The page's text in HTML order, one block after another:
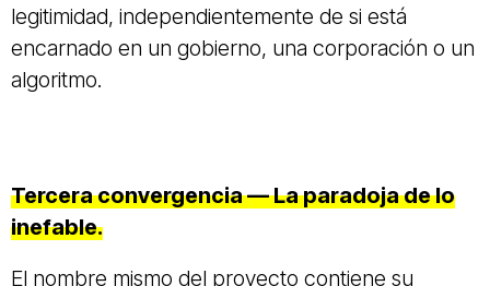
legitimidad, independientemente de si está
encarnado en un gobierno, una corporación o un
algoritmo.
Tercera convergencia — La paradoja de lo
inefable.
El nombre mismo del proyecto contiene su